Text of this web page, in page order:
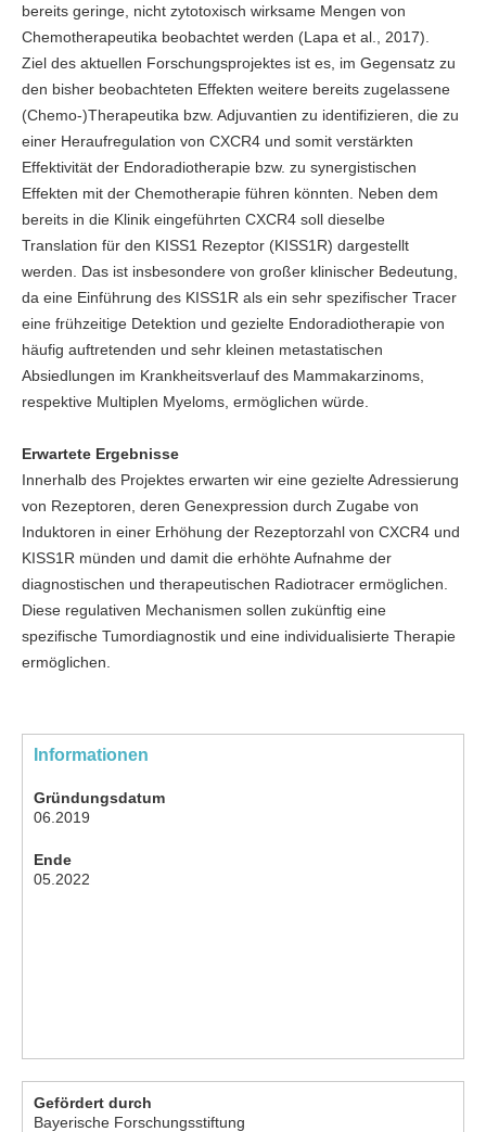
bereits geringe, nicht zytotoxisch wirksame Mengen von
Chemotherapeutika beobachtet werden (Lapa et al., 2017).
Ziel des aktuellen Forschungsprojektes ist es, im Gegensatz zu
den bisher beobachteten Effekten weitere bereits zugelassene
(Chemo-)Therapeutika bzw. Adjuvantien zu identifizieren, die zu
einer Heraufregulation von CXCR4 und somit verstärkten
Effektivität der Endoradiotherapie bzw. zu synergistischen
Effekten mit der Chemotherapie führen könnten. Neben dem
bereits in die Klinik eingeführten CXCR4 soll dieselbe
Translation für den KISS1 Rezeptor (KISS1R) dargestellt
werden. Das ist insbesondere von großer klinischer Bedeutung,
da eine Einführung des KISS1R als ein sehr spezifischer Tracer
eine frühzeitige Detektion und gezielte Endoradiotherapie von
häufig auftretenden und sehr kleinen metastatischen
Absiedlungen im Krankheitsverlauf des Mammakarzinoms,
respektive Multiplen Myeloms, ermöglichen würde.
Erwartete Ergebnisse
Innerhalb des Projektes erwarten wir eine gezielte Adressierung
von Rezeptoren, deren Genexpression durch Zugabe von
Induktoren in einer Erhöhung der Rezeptorzahl von CXCR4 und
KISS1R münden und damit die erhöhte Aufnahme der
diagnostischen und therapeutischen Radiotracer ermöglichen.
Diese regulativen Mechanismen sollen zukünftig eine
spezifische Tumordiagnostik und eine individualisierte Therapie
ermöglichen.
Informationen
Gründungsdatum
06.2019
Ende
05.2022
Gefördert durch
Bayerische Forschungsstiftung